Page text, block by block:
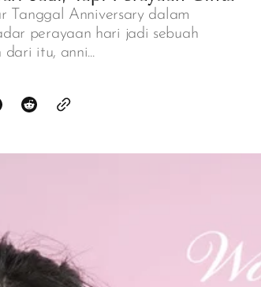
Tanggal Anniversary dalam
perayaan hari jadi sebuah
dari itu, anni...